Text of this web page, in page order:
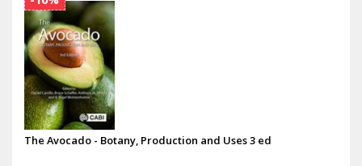
The Avocado - Botany, Production and Uses 3 ed